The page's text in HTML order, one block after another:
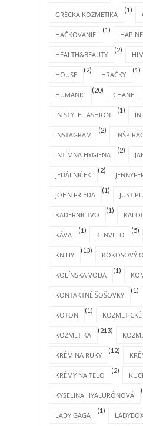
GRÉCKA KOZMETIKA
(1)
HÁČKOVANIE
(1)
HEALTH&BEAUTY
(2)
HOUSE
(2)
HRAČKY
(1)
HUMANIC
(20)
CHANEL
IN STYLE FASHION
(1)
INSTAGRAM
(2)
INTÍMNA HYGIENA
(2)
JEDÁLNIČEK
(2)
JOHN FRIEDA
(1)
JUST
KADERNÍCTVO
(1)
KÁVA
(1)
KENVELO
(5)
KNIHY
(13)
KOKOSOVÝ
KOLÍNSKA VODA
(1)
KONTAKTNÉ ŠOŠOVKY
(1)
KOTON
(1)
KOZMETIKA
(213)
KRÉM NA RUKY
(12)
KRÉMY NA TELO
(2)
KYSELINA HYALURÓNOVÁ
LADY GAGA
(1)
LADYBOX